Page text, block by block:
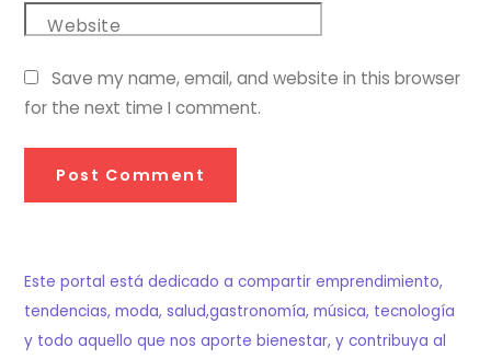
Website
Save my name, email, and website in this browser
for the next time I comment.
Este portal está dedicado a compartir emprendimiento,
tendencias, moda, salud,gastronomía, música, tecnología
y todo aquello que nos aporte bienestar, y contribuya al